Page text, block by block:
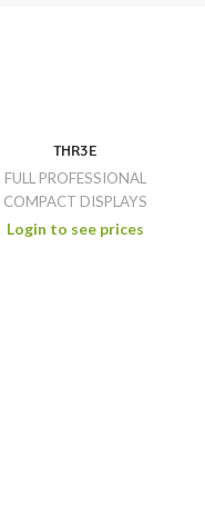
THR3E
FULL PROFESSIONAL
COMPACT DISPLAYS
Login to see prices